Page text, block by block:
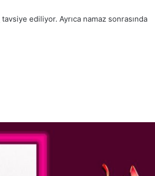
tavsiye ediliyor. Ayrıca namaz sonrasında